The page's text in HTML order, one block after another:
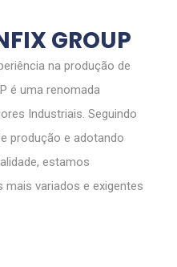
GROUP
na produção de
é uma renomada
Industriais. Seguindo
produção e adotando
estamos
mais variados e exigentes